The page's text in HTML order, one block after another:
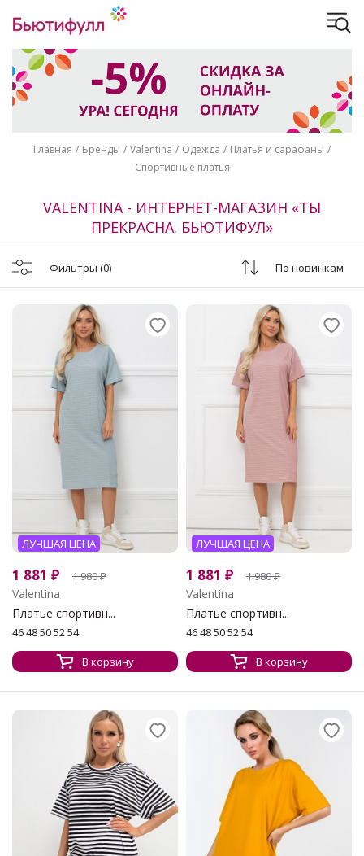
Главная Бренды Valentina Одежда
Платья и сарафаны
Спортивные платья
VALENTINA - ИНТЕРНЕТ-МАГАЗИН «ТЫ
ПРЕКРАСНА. БЬЮТИФУЛ»
Фильтры (0) По новинкам
ЛУЧШАЯ ЦЕНА
1 881 ₽ 1 980₽
Valentina
Платье спортивн...
46 48 50 52 54
В корзину
ЛУЧШАЯ ЦЕНА
1 881 ₽ 1 980₽
Valentina
Платье спортивн...
46 48 50 52 54
В корзину